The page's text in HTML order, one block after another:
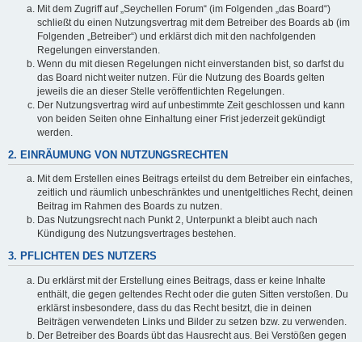
Mit dem Zugriff auf „Seychellen Forum“ (im Folgenden „das Board“)
schließt du einen Nutzungsvertrag mit dem Betreiber des Boards ab (im
Folgenden „Betreiber“) und erklärst dich mit den nachfolgenden
Regelungen einverstanden.
Wenn du mit diesen Regelungen nicht einverstanden bist, so darfst du
das Board nicht weiter nutzen. Für die Nutzung des Boards gelten
jeweils die an dieser Stelle veröffentlichten Regelungen.
Der Nutzungsvertrag wird auf unbestimmte Zeit geschlossen und kann
von beiden Seiten ohne Einhaltung einer Frist jederzeit gekündigt
werden.
2. EINRÄUMUNG VON NUTZUNGSRECHTEN
Mit dem Erstellen eines Beitrags erteilst du dem Betreiber ein einfaches,
zeitlich und räumlich unbeschränktes und unentgeltliches Recht, deinen
Beitrag im Rahmen des Boards zu nutzen.
Das Nutzungsrecht nach Punkt 2, Unterpunkt a bleibt auch nach
Kündigung des Nutzungsvertrages bestehen.
3. PFLICHTEN DES NUTZERS
Du erklärst mit der Erstellung eines Beitrags, dass er keine Inhalte
enthält, die gegen geltendes Recht oder die guten Sitten verstoßen. Du
erklärst insbesondere, dass du das Recht besitzt, die in deinen
Beiträgen verwendeten Links und Bilder zu setzen bzw. zu verwenden.
Der Betreiber des Boards übt das Hausrecht aus. Bei Verstößen gegen